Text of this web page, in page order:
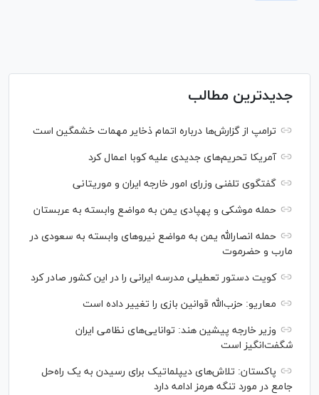
جدیدترین مطالب
ترامپ از گزارش‌ها درباره اتمام ذخایر مهمات خشمگین است
آمریکا تحریم‌های جدیدی علیه کوبا اعمال کرد
گفتگوی تلفنی وزرای امور خارجه ایران و موریتانی
حمله موشکی و پهپادی یمن به مواضع وابسته به عربستان
حمله انصارالله یمن به مواضع نیرو‌های وابسته به سعودی در
مارب و حضرموت
کویت دستور تعطیلی مدرسه ایرانی را در این کشور صادر کرد
معاریو: حزب‌الله قوانین بازی را تغییر داده است
وزیر خارجه پیشین هند: توانایی‌های نظامی ایران
شگفت‌انگیز است
پاکستان: تلاش‌های دیپلماتیک برای رسیدن به یک راه‌حل
جامع در مورد تنگه هرمز ادامه دارد